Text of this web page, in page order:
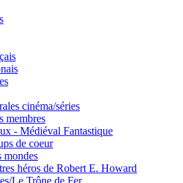
cinéma/séries
membres
- Médiéval Fantastique
de coeur
mondes
héros de Robert E. Howard
Le Trône de Fer